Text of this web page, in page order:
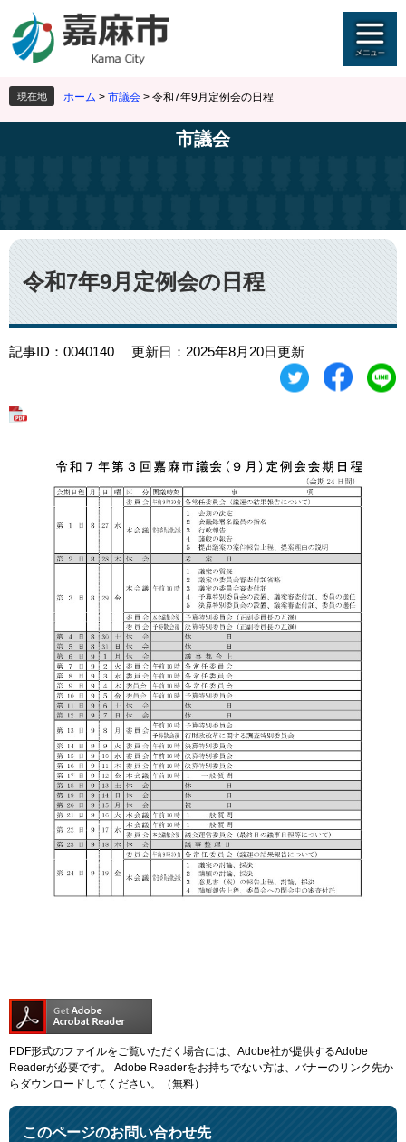
ジ
先
頭
で
ュ
を
飛
ば
現在地 ホーム > 市議会 > 令和7年9月定例会の日程
市議会
本
文
令和7年9月定例会の日程
記事ID：0040140 更新日：2025年8月20日更新
PDF形式のファイルをご覧いただく場合には、Adobe社が提供するAdobe
Readerが必要です。
Adobe Readerをお持ちでない方は、バナーのリンク先か
らダウンロードしてください。（無料）
このページのお問い合わせ先